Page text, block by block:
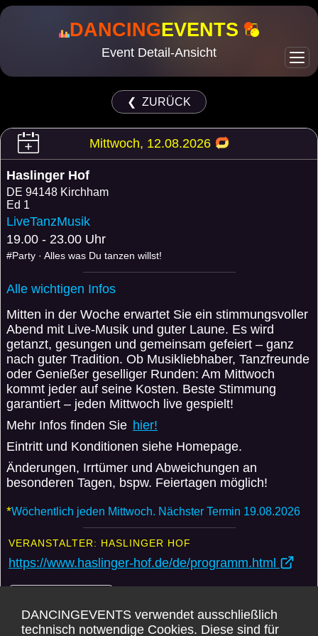
DANCINGEVENTS
Event Detail-Ansicht
❮ ZURÜCK
Mittwoch, 12.08.2026
Haslinger Hof
DE 94148 Kirchham
Ed 1
LiveTanzMusik
19.00 - 23.00 Uhr
#Party · Alles was Du tanzen willst!
Alle wichtigen Infos
Mitten in der Woche erwartet Sie ein stimmungsvoller
Abend mit Live-Musik und guter Laune. Es wird
getanzt, gesungen und gemeinsam gefeiert – ganz
nach guter Tradition. Ob Musikliebhaber, Tanzfreunde
oder Genießer geselliger Runden: Am Mittwoch
kommt jeder auf seine Kosten. Beste Stimmung
garantiert – jeden Mittwoch live gespielt!
Mehr Infos finden Sie hier!
Eintritt und Konditionen siehe Homepage.
Änderungen, Irrtümer und Abweichungen an
besonderen Tagen, bspw. Feiertagen möglich!
*Wöchentlich jeden Mittwoch. Nächster Termin 19.08.2026
VERANSTALTER: HASLINGER HOF
https://www.haslinger-hof.de/de/programm.html
Karte
DANCINGEVENTS verwendet ausschließlich
technisch notwendige Cookies. Diese sind für